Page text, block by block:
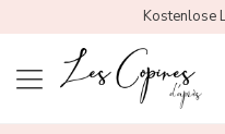
Kostenlose